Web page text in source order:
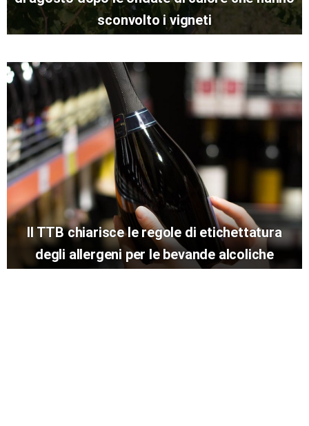
sconvolto i vigneti
Il TTB chiarisce le regole di etichettatura
degli allergeni per le bevande alcoliche